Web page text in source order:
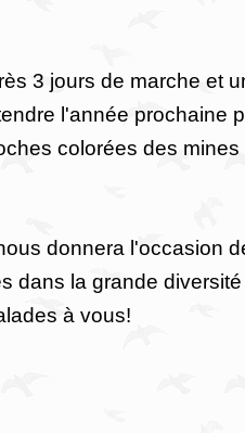
3 jours de marche et
l'année prochaine
colorées des
donnera l'occasion
dans la grande
à vous!